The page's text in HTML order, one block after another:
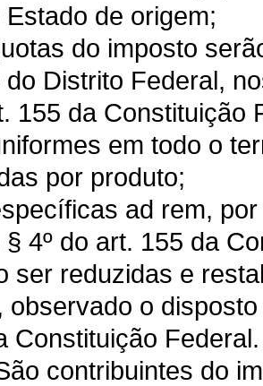
de origem;
do imposto
Distrito Federal,
155 da
em todo o
por produto;
ad rem,
4º do art. 155 da
ser reduzidas e
observado o
Constituição Federal.
contribuintes do